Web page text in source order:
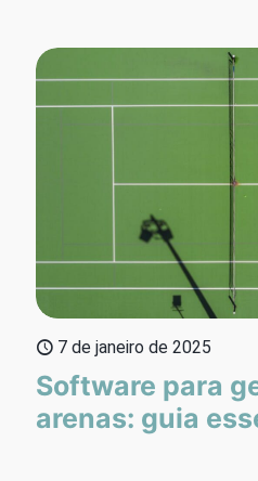
7 de janeiro de 2025
Software para
arenas: guia